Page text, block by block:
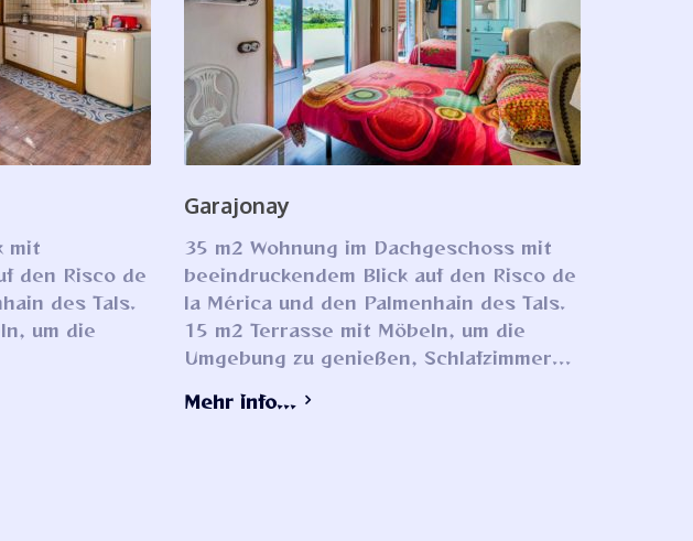
mit
den Risco de
des Tals.
um die
Garajonay
35 m2 Wohnung im Dachgeschoss mit
beeindruckendem Blick auf den Risco de
la Mérica und den Palmenhain des Tals.
15 m2 Terrasse mit Möbeln, um die
Umgebung zu genießen, Schlafzimmer...
Mehr info...